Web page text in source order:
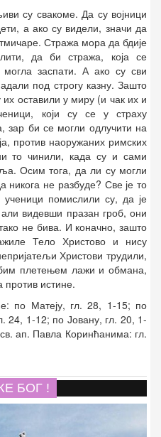
су свакоме. Да су војници
а ако су видели, значи да
Стража мора да бдије
да би стража, која се
могла заспати. А ако су сви
под строгу казну. Зашто
оставили у миру (и чак их и
који су се у страху
зар би се могли одлучити на
против наоружаних римских
то чинили, када су и сами
Осим тога, да ли су могли
не разбуде? Све је то
помислили су, да је
видевши празан гроб, они
не бива. И коначно, зашто
Тело Христово и нису
Христови трудили,
плетењем лажи и обмана,
истине.
по Матеју, гл. 28, 1-15; по
24, 1-12; по Јовану, гл. 20, 1-
ап. Павла Коринћанима: гл.
БОГ !